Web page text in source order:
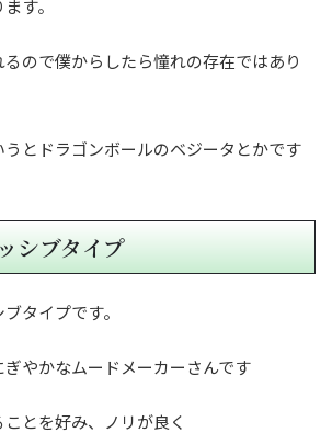
す。
ので僕からしたら憧れの存在ではあり
とドラゴンボールのベジータとかです
シブタイプ
タイプです。
やかなムードメーカーさんです
とを好み、ノリが良く